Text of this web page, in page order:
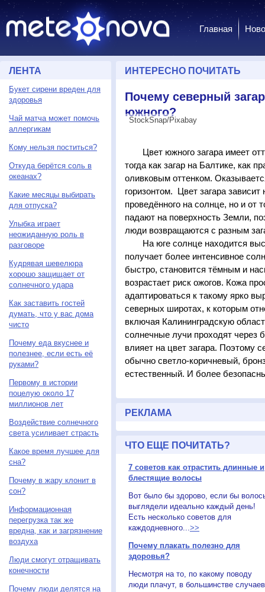
Главная
ЛЕНТА
Букет сирени вреден для
здоровья
Чай матча может помочь
аллергикам
Кому нельзя поститься?
Откуда берётся соль в
океанах?
Какие месяцы выбирать
для отпуска?
Улыбка играет
неожиданную роль в
разговоре
Кудрявая шевелюра
хорошо защищает от
солнечного удара
Как заставить гостей
думать, что у вас дома
чисто
Почему еда вкуснее и
полезнее, если есть её
руками?
Первому в истории
поцелую около 17
миллионов лет
Воздействие солнечного
света усиливает страсть
Какое время лучшее для
сна?
Почему в жару клонит в
сон?
Информационная
перегрузка так же
вредна, как и загрязнение
воздуха
Люди смогут отращивать
конечности
Почему люди делятся на
ИНТЕРЕСНО ПОЧИТАТЬ
Почему северный
южного?
StockSnap/Pixabay
Цвет южного загара имеет
тогда как загар на Балтике, как
оливковым оттенком.
горизонтом. Цвет загара
проведённого на солнце, но и от
падают на поверхность Земли,
люди возвращаются с разным
На юге солнце находится
получает более интенсивное
быстро, становится тёмным и
возрастает риск ожогов. Кожа
адаптироваться к такому ярко
северных широтах, к которым
включая Калининградскую
солнечные лучи проходят через
влияет на цвет загара. Поэтому
обычно светло-коричневый,
естественный. И более
РЕКЛАМА
ЧТО ЕЩЕ ПОЧИТАТЬ?
7 советов как отрастить длинные и
блестящие волосы
Вот было бы здорово, если бы
выглядели идеально каждый день!
Есть несколько советов для
каждодневного...>>
Почему плакать полезно для
здоровья?
Несмотря на то, по какому поводу
люди плачут, в большинстве случаев